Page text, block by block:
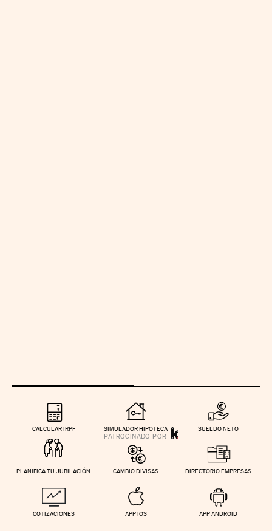
CALCULAR IRPF SIMULADOR HIPOTECA SUELDO NETO
PLANIFICA TU JUBILACIÓN CAMBIO DIVISAS DIRECTORIO EMPRESAS
COTIZACIONES APP IOS APP ANDROID